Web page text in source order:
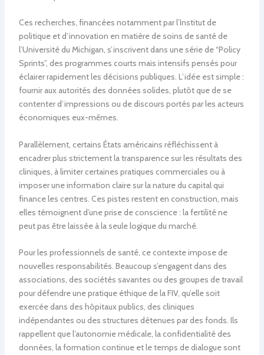
Ces recherches, financées notamment par l’Institut de
politique et d’innovation en matière de soins de santé de
l’Université du Michigan, s’inscrivent dans une série de “Policy
Sprints”, des programmes courts mais intensifs pensés pour
éclairer rapidement les décisions publiques. L’idée est simple :
fournir aux autorités des données solides, plutôt que de se
contenter d’impressions ou de discours portés par les acteurs
économiques eux-mêmes.
Parallèlement, certains États américains réfléchissent à
encadrer plus strictement la transparence sur les résultats des
cliniques, à limiter certaines pratiques commerciales ou à
imposer une information claire sur la nature du capital qui
finance les centres. Ces pistes restent en construction, mais
elles témoignent d’une prise de conscience : la fertilité ne
peut pas être laissée à la seule logique du marché.
Pour les professionnels de santé, ce contexte impose de
nouvelles responsabilités. Beaucoup s’engagent dans des
associations, des sociétés savantes ou des groupes de travail
pour défendre une pratique éthique de la FIV, qu’elle soit
exercée dans des hôpitaux publics, des cliniques
indépendantes ou des structures détenues par des fonds. Ils
rappellent que l’autonomie médicale, la confidentialité des
données, la formation continue et le temps de dialogue sont